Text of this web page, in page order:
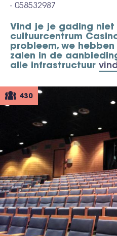
- 058532987
Vind je je gading niet
cultuurcentrum
probleem, we
zalen in de
alle infrastructuur
430